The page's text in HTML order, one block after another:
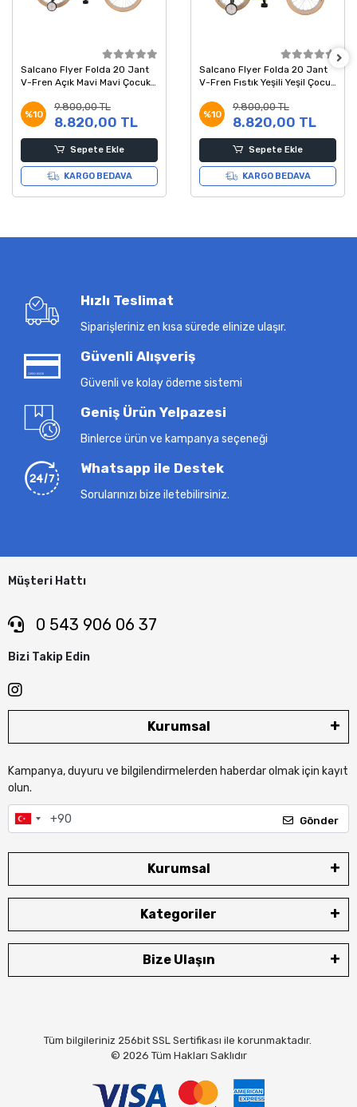
Salcano Flyer Folda 20 Jant
V-Fren Açık Mavi Mavi Çocuk
%10
9.800,00 TL
8.820,00 TL
Sepete Ekle
KARGO BEDAVA
Salcano Flyer Folda 20 Jant
V-Fren Fıstık Yeşili Yeşil Çocuk
%10
9.800,00 TL
8.820,00 TL
Sepete Ekle
KARGO BEDAVA
Hızlı Teslimat
Siparişleriniz en kısa sürede elinize ulaşır.
Güvenli Alışveriş
Güvenli ve kolay ödeme sistemi
Geniş Ürün Yelpazesi
Binlerce ürün ve kampanya seçeneği
Whatsapp ile Destek
Sorularınızı bize iletebilirsiniz.
Müşteri Hattı
0 543 906 06 37
Bizi Takip Edin
Kurumsal
Kampanya, duyuru ve bilgilendirmelerden haberdar olmak için kayıt
olun.
Gönder
Kurumsal
Kategoriler
Bize Ulaşın
Tüm bilgileriniz 256bit SSL Sertifikası ile korunmaktadır.
© 2026 Tüm Hakları Saklıdır